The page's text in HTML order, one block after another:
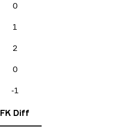
0
1
2
0
-1
FK Diff